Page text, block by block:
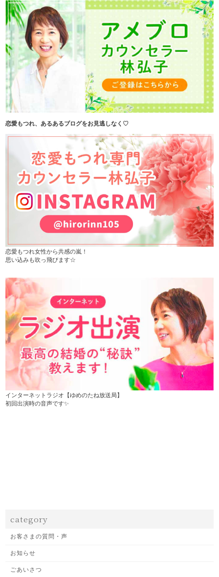
恋愛もつれ、あるあるブログをお見逃しなく♡
恋愛もつれ女性から共感の嵐！
思い込みも吹っ飛びます☆
インターネットラジオ【ゆめのたね放送局】
初回出演時の音声です✨
category
お客さまの質問・声
お知らせ
ごあいさつ